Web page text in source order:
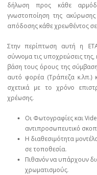
δήλωση προς κάθε
γνωστοποίηση της
απόδοσης κάθε χρεωθέντος
Στην περίπτωση αυτή η
σύννομα τις υποχρεώσεις της,
βάση τους όρους της
αυτό φορέα (Τράπεζα κ.λπ.)
σχετικά με το χρόνο
χρέωσης.
Οι Φωτογραφίες και
αντιπροσωπευτικό
Η διαθεσιμότητα
σε τοποθεσία.
Πιθανόν να υπάρχουν
χρωματισμούς.